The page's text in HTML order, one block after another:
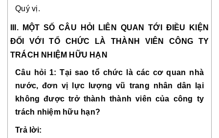
Quý vị.
III. MỘT SỐ CÂU HỎI LIÊN QUAN TỚI ĐIỀU KIỆN
ĐỐI VỚI TỔ CHỨC LÀ THÀNH VIÊN CÔNG TY
TRÁCH NHIỆM HỮU HẠN
Câu hỏi 1: Tại sao tổ chức là các cơ quan nhà
nước, đơn vị lực lượng vũ trang nhân dân lại
không được trở thành thành viên của công ty
trách nhiệm hữu hạn?
Trả lời: